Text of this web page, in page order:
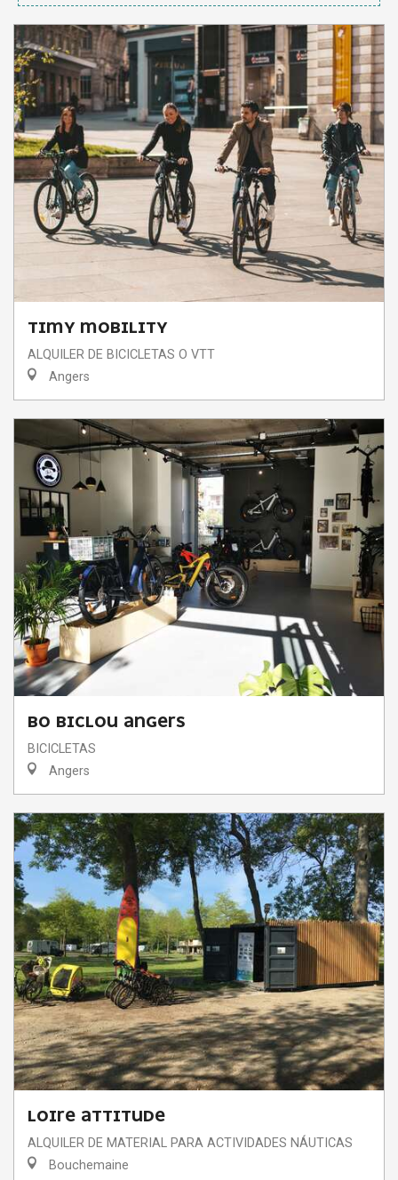
TIMY MOBILITY
ALQUILER DE BICICLETAS O VTT
Angers
BO BICLOU ANGERS
BICICLETAS
Angers
LOIRE ATTITUDE
ALQUILER DE MATERIAL PARA ACTIVIDADES NÁUTICAS
Bouchemaine